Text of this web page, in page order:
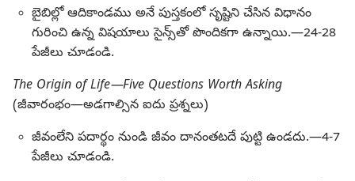
బైబిల్లో ఆదికాండము అనే పుస్తకంలో సృష్టిని చేసిన విధానం
గురించి ఉన్న విషయాలు సైన్స్‌తో పొందికగా ఉన్నాయి.—24-28
పేజీలు చూడండి.
The Origin of Life—Five Questions Worth Asking
(జీవారంభం—అడగాల్సిన ఐదు ప్రశ్నలు)
జీవంలేని పదార్థం నుండి జీవం దానంతటదే పుట్టి ఉండదు.—4-7
పేజీలు చూడండి.